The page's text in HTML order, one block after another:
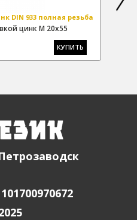
DIN 933 полная резьба
цинк М 20х55
КУПИТЬ